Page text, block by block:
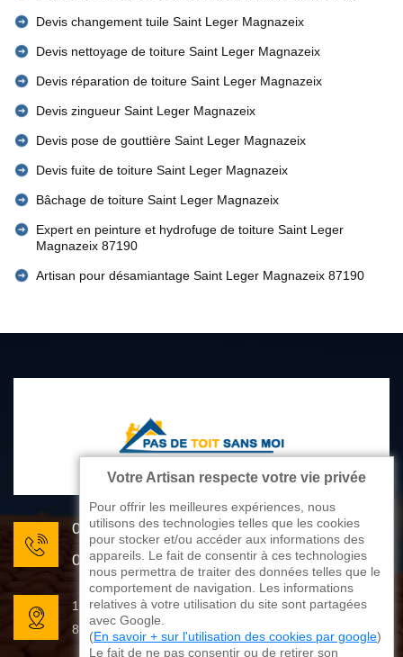
Devis changement tuile Saint Leger Magnazeix
Devis nettoyage de toiture Saint Leger Magnazeix
Devis réparation de toiture Saint Leger Magnazeix
Devis zingueur Saint Leger Magnazeix
Devis pose de gouttière Saint Leger Magnazeix
Devis fuite de toiture Saint Leger Magnazeix
Bâchage de toiture Saint Leger Magnazeix
Expert en peinture et hydrofuge de toiture Saint Leger
Magnazeix 87190
Artisan pour désamiantage Saint Leger Magnazeix 87190
05 33 06 22 81
07 80 33 28 62
176 avenue de Limoges
87270 Couzeix
Votre Artisan respecte votre vie privée
Pour offrir les meilleures expériences, nous
utilisons des technologies telles que les cookies
pour stocker et/ou accéder aux informations des
appareils. Le fait de consentir à ces technologies
nous permettra de traiter des données telles que le
comportement de navigation. Les informations
relatives à votre utilisation du site sont partagées
avec Google.
(En savoir + sur l'utilisation des cookies par google)
Le fait de ne pas consentir ou de retirer son